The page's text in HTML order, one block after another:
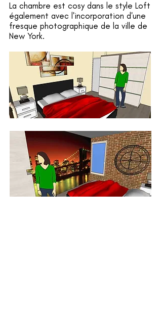
La chambre est cosy dans le style Loft
également avec l'incorporation d'une
fresque photographique de la ville de
New York.